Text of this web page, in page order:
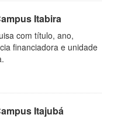
Itabira
com título, ano,
financiadora e unidade
Itajubá